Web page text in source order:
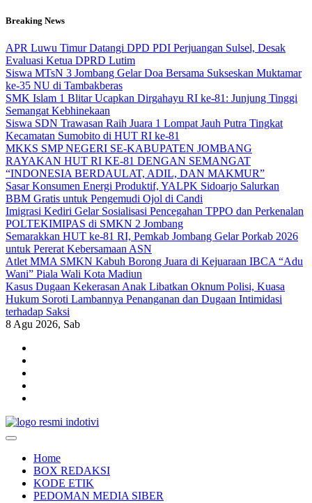
Skip
content
Breaking News
APR Luwu Timur Datangi DPD PDI Perjuangan Sulsel, Desak
Evaluasi Ketua DPRD Lutim
Siswa MTsN 3 Jombang Gelar Doa Bersama Sukseskan Muktamar
ke-35 NU di Tambakberas
SMK Islam 1 Blitar Ucapkan Dirgahayu RI ke-81: Junjung Tinggi
Semangat Kebhinekaan
Siswa SDN Trawasan Raih Juara 1 Lompat Jauh Putra Tingkat
Kecamatan Sumobito di HUT RI ke-81
MKKS SMP NEGERI SE-KABUPATEN JOMBANG
RAYAKAN HUT RI KE-81 DENGAN SEMANGAT
“INDONESIA BERDAULAT, ADIL, DAN MAKMUR”
Sasar Konsumen Energi Produktif, YALPK Sidoarjo Salurkan
BBM Gratis untuk Pengemudi Ojol di Candi
Imigrasi Kediri Gelar Sosialisasi Pencegahan TPPO dan Perkenalan
POLTEKIMIPAS di SMKN 2 Jombang
Semarakkan HUT ke-81 RI, Pemkab Jombang Gelar Porkab 2026
untuk Pererat Kebersamaan ASN
Atlet MMA SMKN Kabuh Borong Juara di Kejuaraan IBCA “Adu
Wani” Piala Wali Kota Madiun
Kasus Dugaan Kekerasan Anak Libatkan Oknum Polisi, Kuasa
Hukum Soroti Lambannya Penanganan dan Dugaan Intimidasi
terhadap Saksi
8 Agu 2026, Sab
Home
BOX REDAKSI
KODE ETIK
PEDOMAN MEDIA SIBER